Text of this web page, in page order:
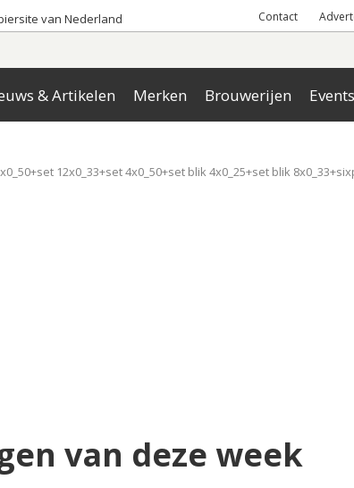
van Nederland Contact
& Artikelen Merken Brouwerijen Events
12x0_33+set 4x0_50+set blik 4x0_25+set blik
van deze week